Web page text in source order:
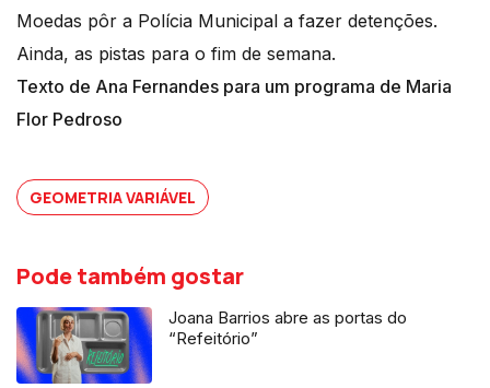
Moedas pôr a Polícia Municipal a fazer detenções.
Ainda, as pistas para o fim de semana.
Texto de Ana Fernandes para um programa de Maria
Flor Pedroso
GEOMETRIA VARIÁVEL
Pode também gostar
Joana Barrios abre as portas do
“Refeitório”